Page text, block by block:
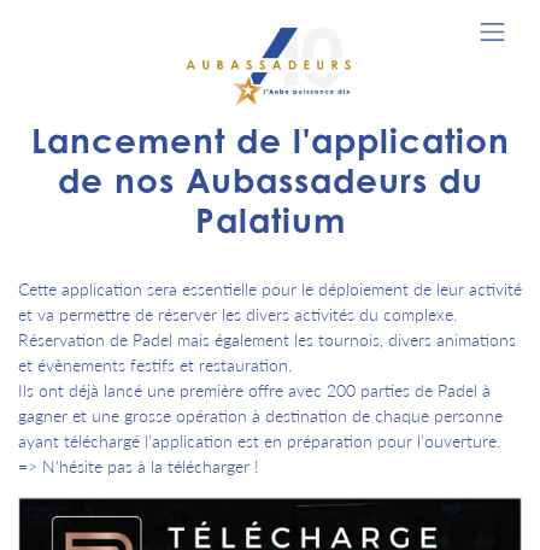
Lancement de l'application
de nos Aubassadeurs du
Palatium
Cette application sera essentielle pour le déploiement de leur activité
et va permettre de réserver les divers activités du complexe.
Réservation de Padel mais également les tournois, divers animations
et évènements festifs et restauration.
Ils ont déjà lancé une première offre avec 200 parties de Padel à
gagner et une grosse opération à destination de chaque personne
ayant téléchargé l’application est en préparation pour l’ouverture.
=> N'hésite pas à la télécharger !